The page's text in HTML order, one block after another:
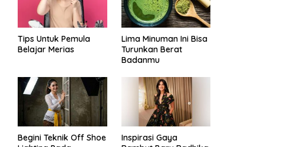
Tips Untuk Pemula
Belajar Merias
Lima Minuman Ini Bisa
Turunkan Berat
Badanmu
Begini Teknik Off Shoe
Inspirasi Gaya